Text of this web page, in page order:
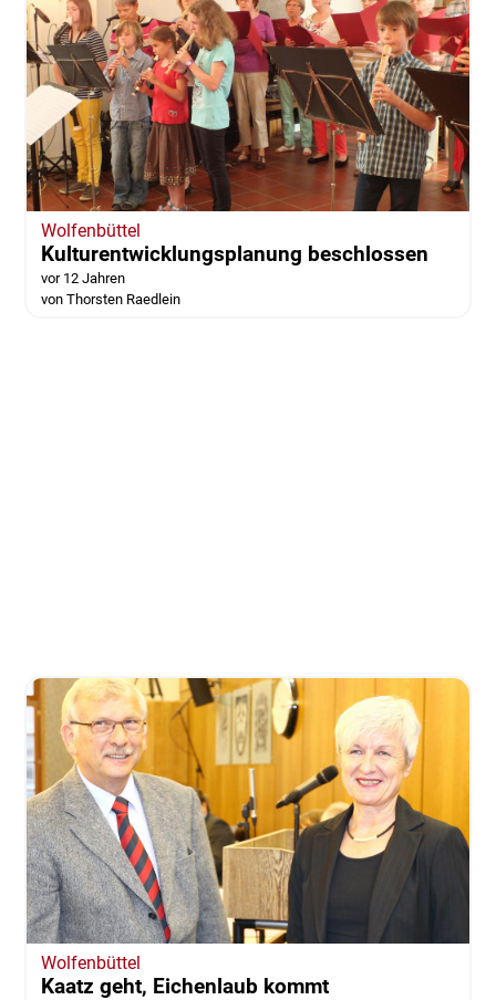
Wolfenbüttel
Kulturentwicklungsplanung beschlossen
vor 12 Jahren
von Thorsten Raedlein
Wolfenbüttel
Kaatz geht, Eichenlaub kommt